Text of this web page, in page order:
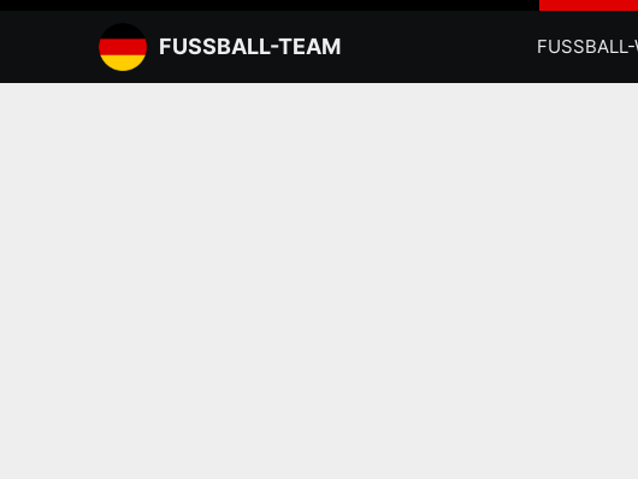
FUSSBALL-TEAM FUSSBALL-